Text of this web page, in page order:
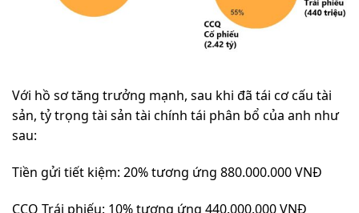
Với hồ sơ tăng trưởng mạnh, sau khi đã tái cơ cấu tài
sản, tỷ trọng tài sản tài chính tái phân bổ của anh như
sau:
Tiền gửi tiết kiệm: 20% tương ứng 880.000.000 VNĐ
CCQ Trái phiếu: 10% tương ứng 440.000.000 VNĐ